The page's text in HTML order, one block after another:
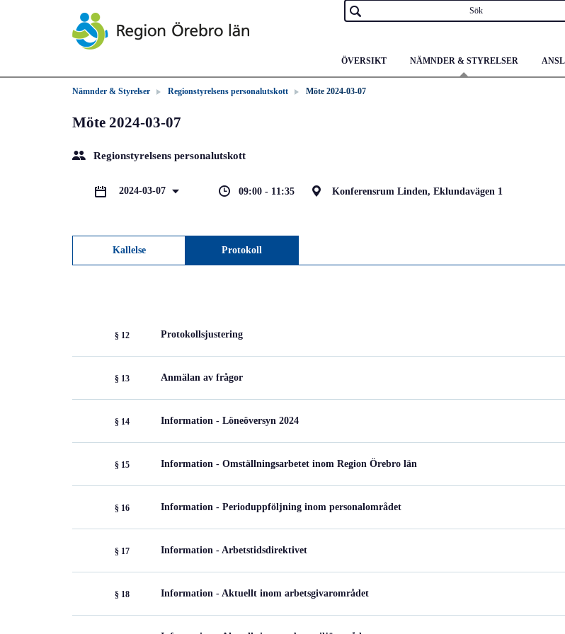
ÖVERSIKT NÄMNDER & STYRELSER
Nämnder & Styrelser Regionstyrelsens personalutskott Möte 2024-03-07
Möte 2024-03-07
Regionstyrelsens personalutskott
2024-03-07 09:00 - 11:35 Konferensrum Linden, Eklundavägen 1
Kallelse Protokoll
§ 12 Protokollsjustering
§ 13 Anmälan av frågor
§ 14 Information - Löneöversyn 2024
§ 15 Information - Omställningsarbetet inom Region Örebro län
§ 16 Information - Perioduppföljning inom personalområdet
§ 17 Information - Arbetstidsdirektivet
§ 18 Information - Aktuellt inom arbetsgivarområdet